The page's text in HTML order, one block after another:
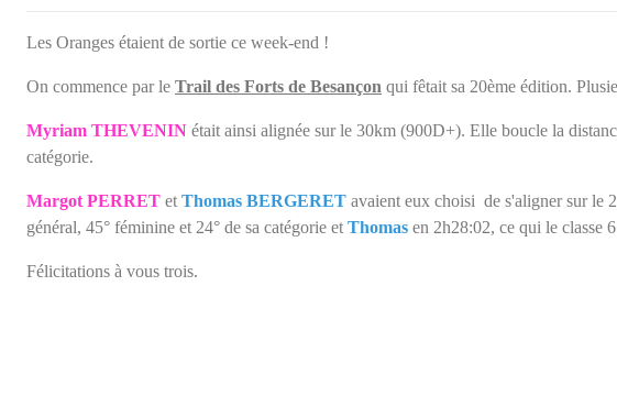
Les Oranges étaient de sortie ce week-end !
On commence par le Trail des Forts de Besançon qui fêtait sa 20ème édition.
Myriam THEVENIN était ainsi alignée sur le 30km (900D+). Elle boucle la
catégorie.
Margot PERRET et Thomas BERGERET avaient eux choisi de s'aligner sur le
général, 45° féminine et 24° de sa catégorie et Thomas en 2h28:02, ce qui le classe
Félicitations à vous trois.